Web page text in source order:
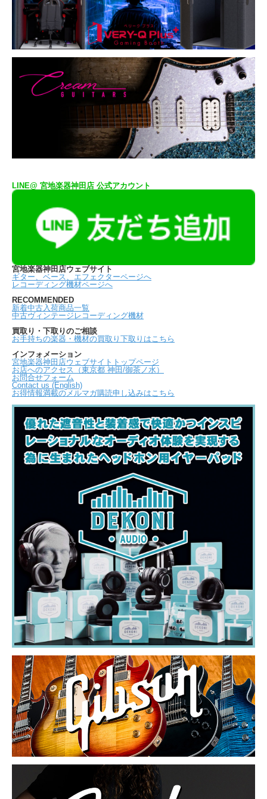
LINE@ 宮地楽器神田店 公式アカウント
宮地楽器神田店ウェブサイト
ギター、ベース、エフェクターページへ
レコーディング機材ページへ
RECOMMENDED
新着中古入荷商品一覧
中古ヴィンテージレコーディング機材
買取り・下取りのご相談
お手持ちの楽器・機材の買取り下取りはこちら
インフォメーション
宮地楽器神田店ウェブサイトトップページ
お店へのアクセス（東京都 神田/御茶ノ水）
お問合せフォーム
Contact us (English)
お得情報満載のメルマガ購読申し込みはこちら